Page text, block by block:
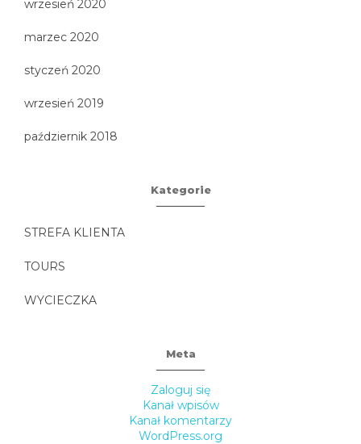
wrzesień 2020
marzec 2020
styczeń 2020
wrzesień 2019
październik 2018
Kategorie
STREFA KLIENTA
TOURS
WYCIECZKA
Meta
Zaloguj się
Kanał wpisów
Kanał komentarzy
WordPress.org